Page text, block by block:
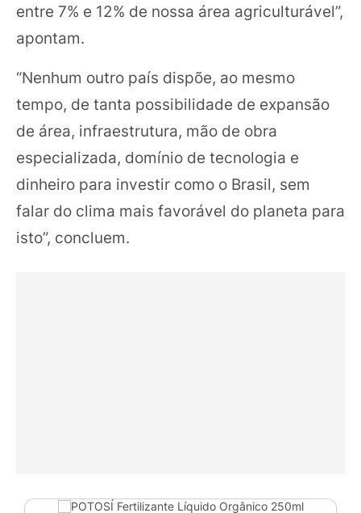
entre 7% e 12% de nossa área agriculturável”,
apontam.
“Nenhum outro país dispõe, ao mesmo
tempo, de tanta possibilidade de expansão
de área, infraestrutura, mão de obra
especializada, domínio de tecnologia e
dinheiro para investir como o Brasil, sem
falar do clima mais favorável do planeta para
isto”, concluem.